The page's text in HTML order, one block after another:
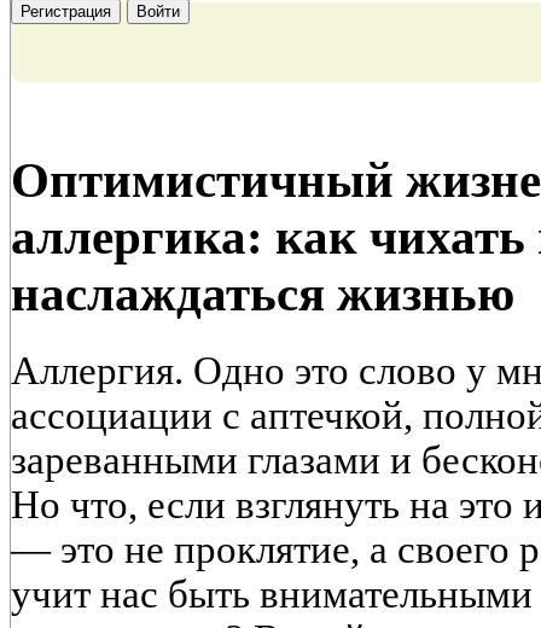
Регистрация Войти
Оптимистичный
аллергика: как
наслаждаться жизнью
Аллергия. Одно это слово у
ассоциации с аптечкой,
зареванными глазами и
Но что, если взглянуть на это
— это не проклятие, а своего
учит нас быть внимательными